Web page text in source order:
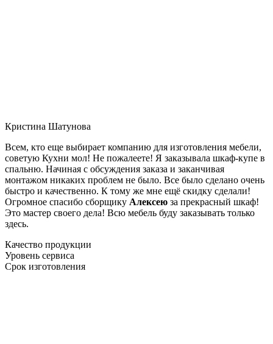
Кристина Шатунова
Всем, кто еще выбирает компанию для изготовления мебели,
советую Кухни мол! Не пожалеете! Я заказывала шкаф-купе в
спальню. Начиная с обсуждения заказа и заканчивая
монтажом никаких проблем не было. Все было сделано очень
быстро и качественно. К тому же мне ещё скидку сделали!
Огромное спасибо сборщику Алексею за прекрасный шкаф!
Это мастер своего дела! Всю мебель буду заказывать только
здесь.
Качество продукции
Уровень сервиса
Срок изготовления